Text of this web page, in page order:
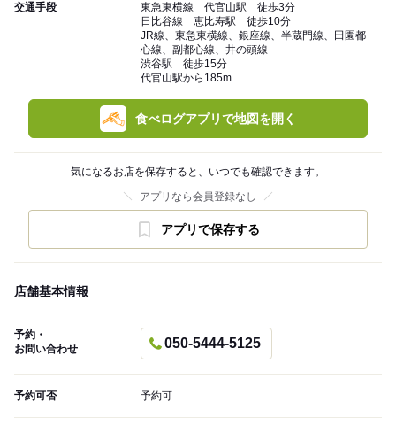
交通手段
東急東横線 代官山駅 徒歩3分
日比谷線 恵比寿駅 徒歩10分
JR線、東急東横線、銀座線、半蔵門線、田園都
心線、副都心線、井の頭線
渋谷駅 徒歩15分
代官山駅から185m
食べログアプリで地図を開く
気になるお店を保存すると、いつでも確認できます。
アプリなら会員登録なし
アプリで保存する
店舗基本情報
予約・
お問い合わせ
050-5444-5125
予約可否 予約可